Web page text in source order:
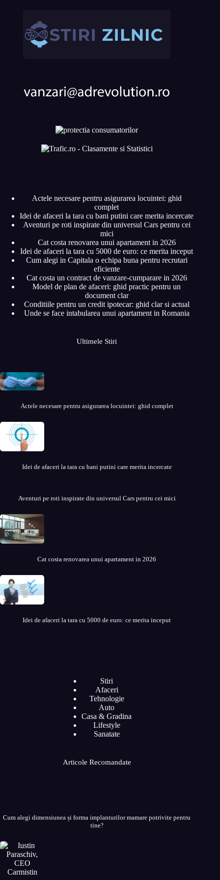
Actele necesare pentru asigurarea locuintei: ghid
complet
Idei de afaceri la tara cu bani putini care merita incercate
Aventuri pe roti inspirate din universul Cars pentru cei
mici
Cat costa renovarea unui apartament in 2026
Idei de afaceri la tara cu 5000 de euro: ce merita inceput
Cum alegi in Capitala o echipa buna pentru recrutari
eficiente
Cat costa un contract de vanzare-cumparare in 2026
Model de plan de afaceri: ghid practic pentru un
document clar
Conditiile pentru un credit ipotecar: ghid clar si actual
Unde se face intabularea unui apartament in Romania
Ultimele Stiri
Actele necesare pentru asigurarea locuintei: ghid complet
Idei de afaceri la tara cu bani putini care merita incercate
Aventuri pe roti inspirate din universul Cars pentru cei mici
Cat costa renovarea unui apartament in 2026
Idei de afaceri la tara cu 5000 de euro: ce merita inceput
Stiri
Afaceri
Tehnologie
Auto
Casa & Gradina
Lifestyle
Sanatate
Articole Recomandate
Cum alegi dimensiunea și forma implanturilor mamare potrivite pentru
tine?